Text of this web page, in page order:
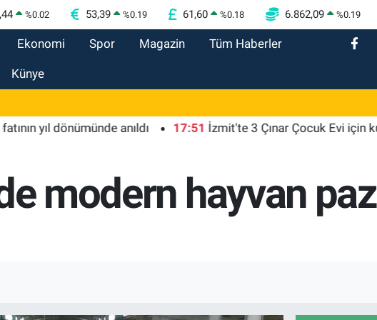
%0.02 53,39 %0.19 61,60 %0.18 6.862,09 %0.19
Ekonomi Spor Magazin Tüm Haberler
Künye
dönümünde anıldı 17:51 İzmit'te 3 Çınar Çocuk Evi için kura
modern hayvan